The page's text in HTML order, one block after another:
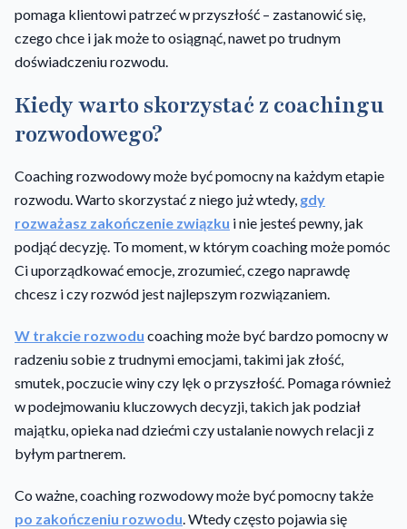
pomaga klientowi patrzeć w przyszłość – zastanowić się,
czego chce i jak może to osiągnąć, nawet po trudnym
doświadczeniu rozwodu.
Kiedy warto skorzystać z coachingu
rozwodowego?
Coaching rozwodowy może być pomocny na każdym etapie
rozwodu. Warto skorzystać z niego już wtedy, gdy
rozważasz zakończenie związku i nie jesteś pewny, jak
podjąć decyzję. To moment, w którym coaching może pomóc
Ci uporządkować emocje, zrozumieć, czego naprawdę
chcesz i czy rozwód jest najlepszym rozwiązaniem.
W trakcie rozwodu coaching może być bardzo pomocny w
radzeniu sobie z trudnymi emocjami, takimi jak złość,
smutek, poczucie winy czy lęk o przyszłość. Pomaga również
w podejmowaniu kluczowych decyzji, takich jak podział
majątku, opieka nad dziećmi czy ustalanie nowych relacji z
byłym partnerem.
Co ważne, coaching rozwodowy może być pomocny także
po zakończeniu rozwodu. Wtedy często pojawia się